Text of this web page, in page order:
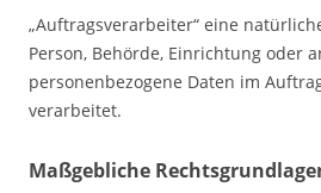
„Auftragsverarbeiter“ eine
Person, Behörde, Einrichtung oder
personenbezogene Daten im
verarbeitet.
Maßgebliche